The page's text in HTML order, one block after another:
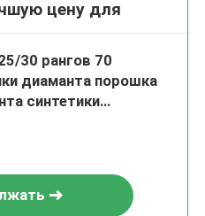
цену для
30 рангов 70
диаманта порошка
синтетики